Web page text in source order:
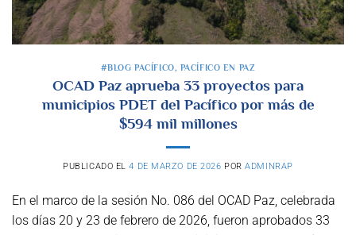
#BLOG PACÍFICO, PACÍFICO EN PAZ
OCAD Paz aprueba 33 proyectos para
municipios PDET del Pacífico por más de
$594 mil millones
PUBLICADO EL4 DE MARZO DE 2026 PORADMINRAP
En el marco de la sesión No. 086 del OCAD Paz, celebrada
los días 20 y 23 de febrero de 2026, fueron aprobados 33